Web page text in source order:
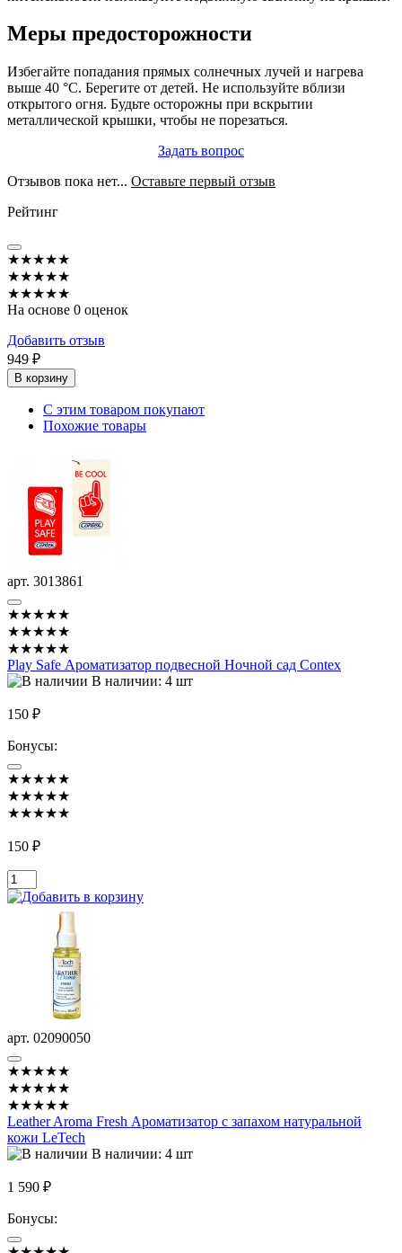
Меры предосторожности
Избегайте попадания прямых солнечных лучей и нагрева
выше 40 °C. Берегите от детей. Не используйте вблизи
открытого огня. Будьте осторожны при вскрытии
металлической крышки, чтобы не порезаться.
Задать вопрос
Отзывов пока нет... Оставьте первый отзыв
Рейтинг
★★★★★
★★★★★
★★★★★
На основе 0 оценок
Добавить отзыв
949 ₽
В корзину
С этим товаром покупают
Похожие товары
арт. 3013861
★★★★★
★★★★★
★★★★★
Play Safe Ароматизатор подвесной Ночной сад Contex
В наличии: 4 шт
150 ₽
Бонусы:
★★★★★
★★★★★
★★★★★
150 ₽
арт. 02090050
★★★★★
★★★★★
★★★★★
Leather Aroma Fresh Ароматизатор с запахом натуральной
кожи LeTech
В наличии: 4 шт
1 590 ₽
Бонусы: